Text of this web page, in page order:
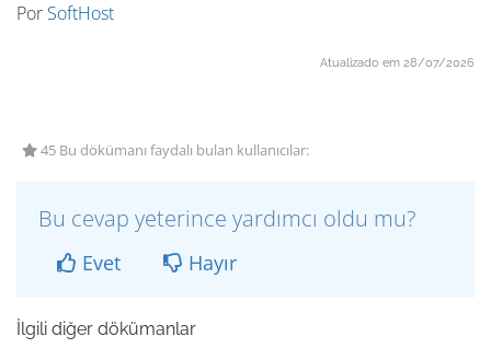
Por SoftHost
Atualizado em 28/07/2026
45 Bu dökümanı faydalı bulan kullanıcılar:
Bu cevap yeterince yardımcı oldu mu?
Evet Hayır
İlgili diğer dökümanlar